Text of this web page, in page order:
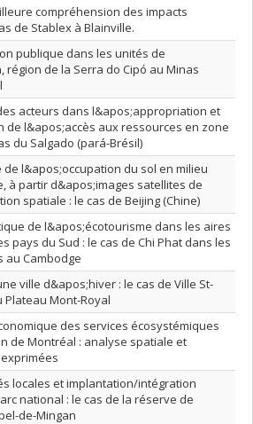
compréhension des impacts
de Stablex à Blainville.
publique dans les unités de
région de la Serra do Cipó au Minas
acteurs dans l&apos;appropriation et
de l&apos;accès aux ressources en zone
du Salgado (pará-Brésil)
de l&apos;occupation du sol en milieu
à partir d&apos;images satellites de
spatiale : le cas de Beijing (Chine)
de l&apos;écotourisme dans les aires
pays du Sud : le cas de Chi Phat dans les
au Cambodge
ville d&apos;hiver : le cas de Ville St-
Plateau Mont-Royal
des services écosystémiques
de Montréal : analyse spatiale et
locales et implantation/intégration
national : le cas de la réserve de
de-Mingan